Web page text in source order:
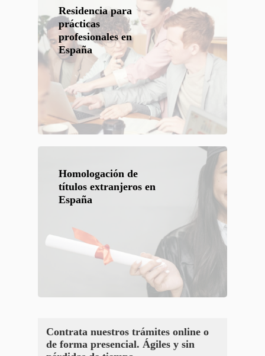
Residencia para
prácticas
profesionales en
España
Homologación de
títulos extranjeros en
España
Contrata nuestros trámites online o
de forma presencial. Ágiles y sin